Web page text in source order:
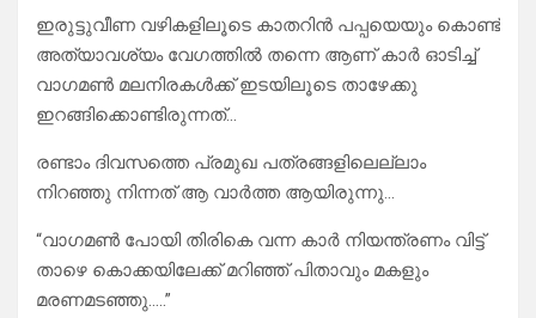
ഇരുട്ടുവീണ വഴികളിലൂടെ കാതറിൻ പപ്പയെയും കൊണ്ട്
അത്യാവശ്യം വേഗത്തിൽ തന്നെ ആണ് കാർ ഓടിച്ച്
വാഗമൺ മലനിരകൾക്ക് ഇടയിലൂടെ താഴേക്കു
ഇറങ്ങിക്കൊണ്ടിരുന്നത്…
രണ്ടാം ദിവസത്തെ പ്രമുഖ പത്രങ്ങളിലെല്ലാം
നിറഞ്ഞു നിന്നത് ആ വാർത്ത ആയിരുന്നു…
“വാഗമൺ പോയി തിരികെ വന്ന കാർ നിയന്ത്രണം വിട്ട്
താഴെ കൊക്കയിലേക്ക് മറിഞ്ഞ് പിതാവും മകളും
മരണമടഞ്ഞു…..”